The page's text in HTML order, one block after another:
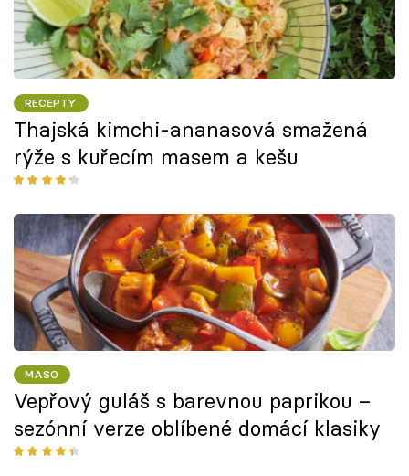
RECEPTY
Thajská kimchi-ananasová smažená
rýže s kuřecím masem a kešu
MASO
Vepřový guláš s barevnou paprikou –
sezónní verze oblíbené domácí klasiky